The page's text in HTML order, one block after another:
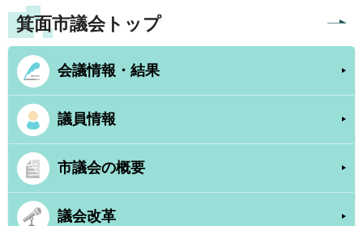
箕面市議会トップ
会議情報・結果
議員情報
市議会の概要
議会改革